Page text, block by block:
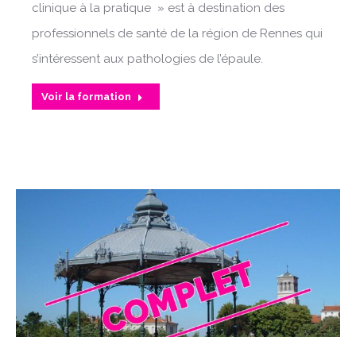
clinique à la pratique » est à destination des
professionnels de santé de la région de Rennes qui
s’intéressent aux pathologies de l’épaule.
Voir la formation